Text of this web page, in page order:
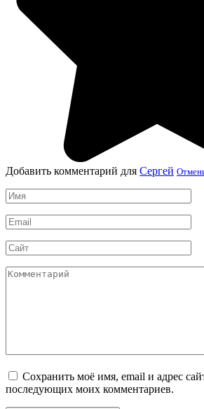
Добавить комментарий для Сергей
Имя
*
Email
*
Сайт
Комментарий
Сохранить моё имя, email и адрес
последующих моих комментариев.